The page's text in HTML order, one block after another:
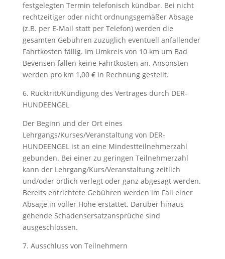
festgelegten Termin telefonisch kündbar. Bei nicht
rechtzeitiger oder nicht ordnungsgemäßer Absage
(z.B. per E-Mail statt per Telefon) werden die
gesamten Gebühren zuzüglich eventuell anfallender
Fahrtkosten fällig. Im Umkreis von 10 km um Bad
Bevensen fallen keine Fahrtkosten an. Ansonsten
werden pro km 1,00 € in Rechnung gestellt.
6. Rücktritt/Kündigung des Vertrages durch DER-
HUNDEENGEL
Der Beginn und der Ort eines
Lehrgangs/Kurses/Veranstaltung von DER-
HUNDEENGEL ist an eine Mindestteilnehmerzahl
gebunden. Bei einer zu geringen Teilnehmerzahl
kann der Lehrgang/Kurs/Veranstaltung zeitlich
und/oder örtlich verlegt oder ganz abgesagt werden.
Bereits entrichtete Gebühren werden im Fall einer
Absage in voller Höhe erstattet. Darüber hinaus
gehende Schadensersatzansprüche sind
ausgeschlossen.
7. Ausschluss von Teilnehmern